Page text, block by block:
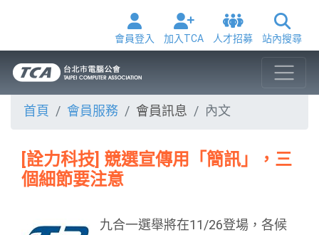
會員登入 加入TCA 人才招募 站內搜尋
首頁 會員服務 會員訊息 內文
[詮力科技] 競選宣傳用「簡訊」，三
個細節要注意
九合一選舉將在11/26登場，各候